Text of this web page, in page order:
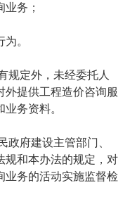
务；
。
定外，未经委托人
外提供工程造价咨询服
务资料。
府建设主管部门、
规和本办法的规定，对
业务的活动实施监督检